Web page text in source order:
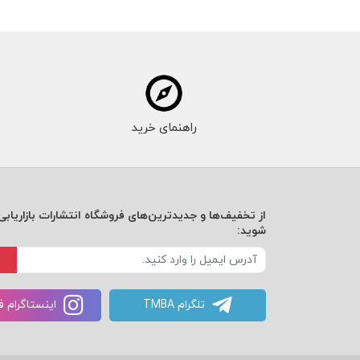
راهنمای خرید
از تخفیف‌ها و جدیدترین‌های فروشگاه انتشارات
شوید:
تلگرام TMBA